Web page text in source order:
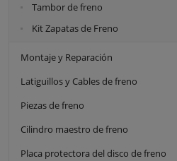
Tambor de freno
Kit Zapatas de Freno
Montaje y Reparación
Latiguillos y Cables de freno
Piezas de freno
Cilindro maestro de freno
Placa protectora del disco de freno